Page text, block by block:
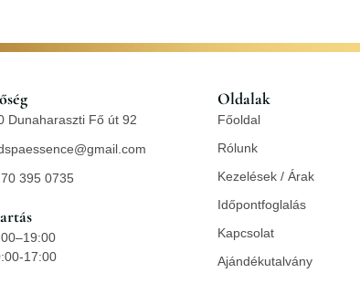
Dunaharaszti Fő út 92
395 0735
17:00
Oldalak
Főoldal
Rólunk
Kezelések / Árak
Időpontfoglalás
Kapcsolat
Ajándékutalvány